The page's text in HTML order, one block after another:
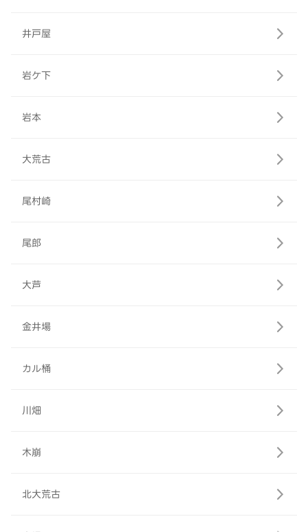
井戸屋
岩ケ下
岩本
大荒古
尾村崎
尾郎
大芦
金井場
カル桶
川畑
木崩
北大荒古